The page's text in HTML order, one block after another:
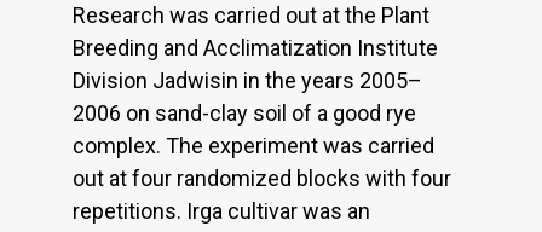
Research was carried out at the Plant
Breeding and Acclimatization Institute
Division Jadwisin in the years 2005–
2006 on sand-clay soil of a good rye
complex. The experiment was carried
out at four randomized blocks with four
repetitions. Irga cultivar was an